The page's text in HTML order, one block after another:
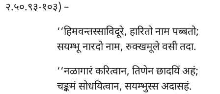
२.५०.९३-१०३) –
‘‘हिमवन्तस्साविदूरे, हारितो नाम पब्बतो;
सयम्भू नारदो नाम, रुक्खमूले वसी तदा.
‘‘नळागारं करित्वान, तिणेन छादयिं अहं;
चङ्कमं सोधयित्वान, सयम्भुस्स अदासहं.